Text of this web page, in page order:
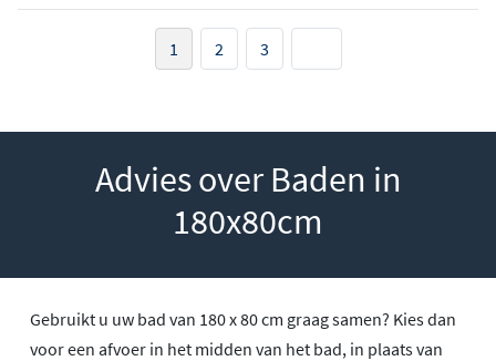
1 2 3
Advies over Baden in
180x80cm
Gebruikt u uw bad van 180 x 80 cm graag samen? Kies dan
voor een afvoer in het midden van het bad, in plaats van